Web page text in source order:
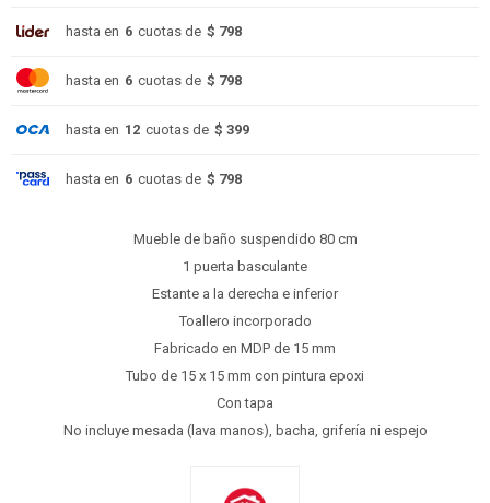
hasta en 6 cuotas de $ 798
hasta en 6 cuotas de $ 798
hasta en 12 cuotas de $ 399
hasta en 6 cuotas de $ 798
Mueble de baño suspendido 80 cm
1 puerta basculante
Estante a la derecha e inferior
Toallero incorporado
Fabricado en MDP de 15 mm
Tubo de 15 x 15 mm con pintura epoxi
Con tapa
No incluye mesada (lava manos), bacha, grifería ni espejo